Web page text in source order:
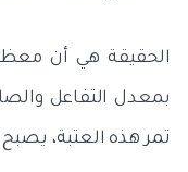
الحقيقة هي أن معظم
بمعدل التفاعل
تمر هذه العتبة،